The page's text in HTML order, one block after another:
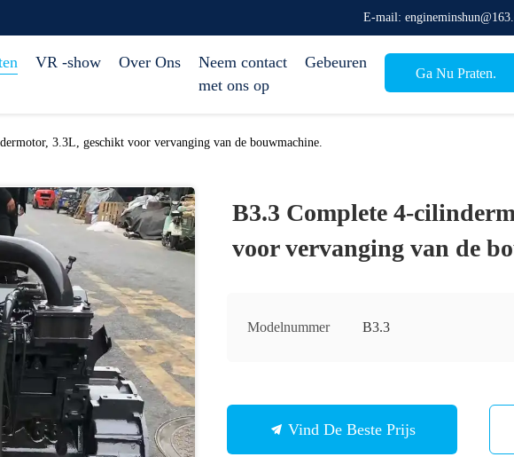
E-mail:
VR -show Over Ons
Neem contact
met ons op
Gebeuren
Ga Nu Praten.
3.3L, geschikt voor vervanging van de bouwmachine.
B3.3 Complete 4-
voor vervanging van de
Modelnummer B3.3
Vind De Beste Prijs